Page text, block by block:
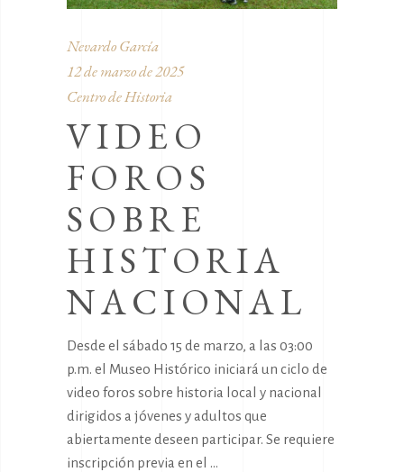
Nevardo García
12 de marzo de 2025
Centro de Historia
VIDEO
FOROS
SOBRE
HISTORIA
NACIONAL
Desde el sábado 15 de marzo, a las 03:00
p.m. el Museo Histórico iniciará un ciclo de
video foros sobre historia local y nacional
dirigidos a jóvenes y adultos que
abiertamente deseen participar. Se requiere
inscripción previa en el